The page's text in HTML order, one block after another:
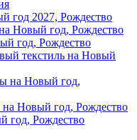
год 2027, Рождество
Новый год, Рождество
год, Рождество
текстиль на Новый
на Новый год,
Новый год, Рождество
год, Рождество